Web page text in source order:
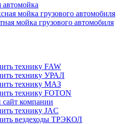
автомойка
мойка грузового автомобиля
мойка грузового автомобиля
технику FAW
технику УРАЛ
технику МАЗ
технику FOTON
компании
технику JAC
вездеходы ТРЭКОЛ